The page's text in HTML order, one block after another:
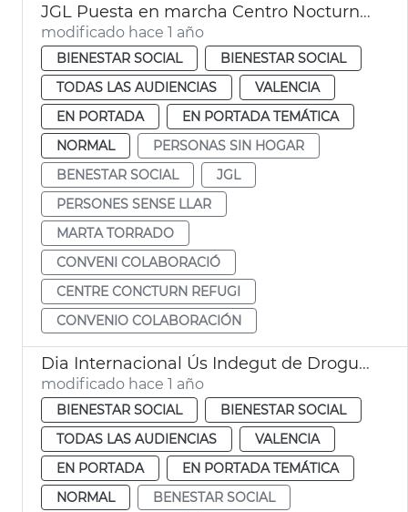
JGL Puesta en marcha Centro Nocturno Refugi para personas sin hogar
modificado hace 1 año
BIENESTAR SOCIAL
BIENESTAR SOCIAL
TODAS LAS AUDIENCIAS
VALENCIA
EN PORTADA
EN PORTADA TEMÁTICA
NORMAL
PERSONAS SIN HOGAR
BENESTAR SOCIAL
JGL
PERSONES SENSE LLAR
MARTA TORRADO
CONVENI COLABORACIÓ
CENTRE CONCTURN REFUGI
CONVENIO COLABORACIÓN
Dia Internacional Ús Indegut de Drogues
modificado hace 1 año
BIENESTAR SOCIAL
BIENESTAR SOCIAL
TODAS LAS AUDIENCIAS
VALENCIA
EN PORTADA
EN PORTADA TEMÁTICA
NORMAL
BENESTAR SOCIAL